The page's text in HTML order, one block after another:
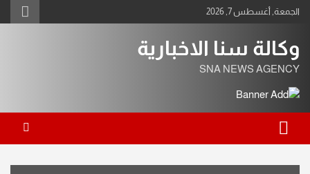
Skipالجمعة, أغسطس 7, 2026
وكالة سنا الاخبارية
SNA NEWS AGENCY